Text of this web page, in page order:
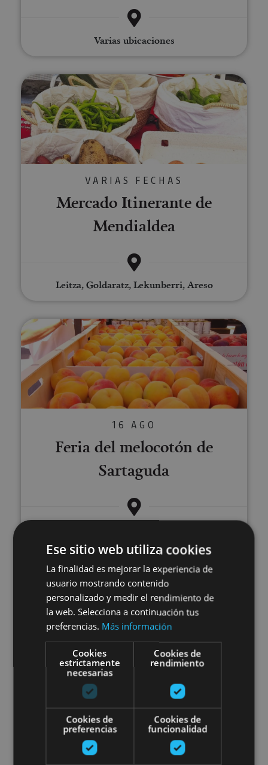
Varias ubicaciones
Mercado Itinerante de
VARIAS FECHAS
Mercado Itinerante de
Mendialdea
Leitza, Goldaratz, Lekunberri, Areso
Feria del melocotón de
16 AGO
Feria del melocotón de
Sartaguda
Fiesta de deporte rural en Urdax
22 AGO
Fiesta de deporte rural en
Urdax
Ese sitio web utiliza cookies
La finalidad es mejorar la experiencia de
usuario mostrando contenido
personalizado y medir el rendimiento de
la web. Selecciona a continuación tus
preferencias. Más información
Cookies
estrictamente
necesarias
Cookies de
rendimiento
Cookies de
preferencias
Cookies de
funcionalidad